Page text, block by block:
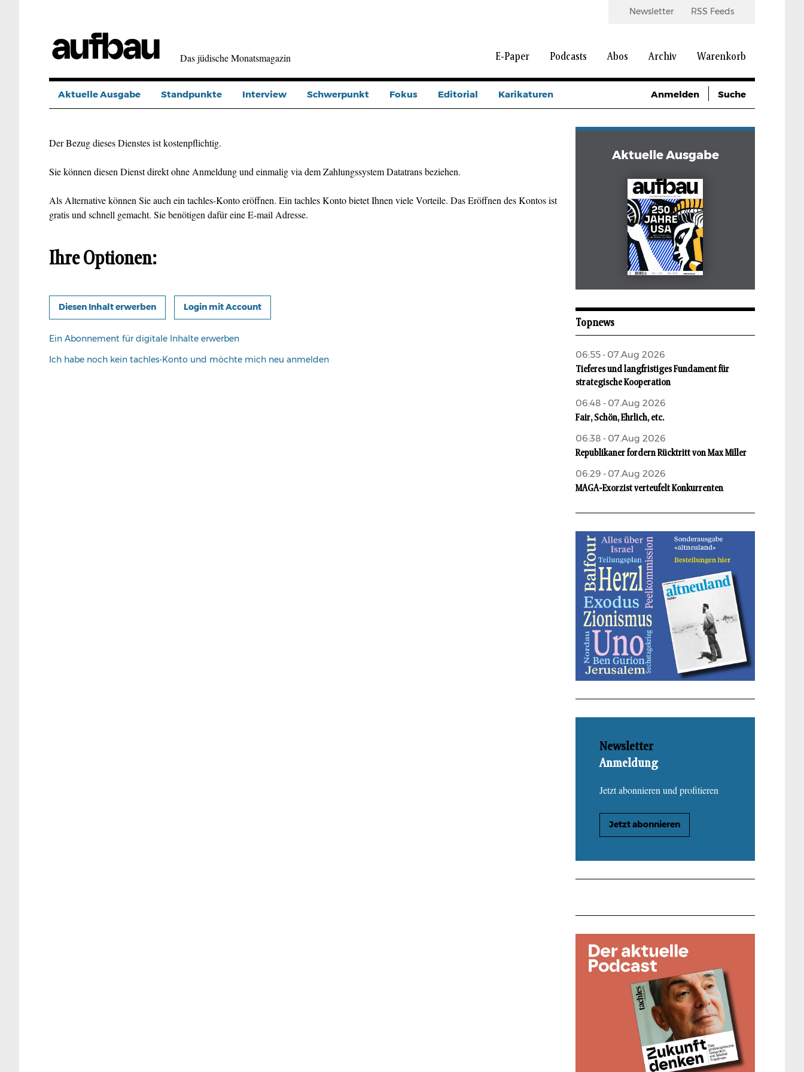
Das jüdische Monatsmagazin
Newsletter RSS Feeds
E-Paper Podcasts Abos Archiv Warenkorb
Aktuelle Ausgabe Standpunkte Interview Schwerpunkt Fokus Editorial Karikaturen Anmelden Suche
Der Bezug dieses Dienstes ist kostenpflichtig.
Sie können diesen Dienst direkt ohne Anmeldung und einmalig via dem Zahlungssystem Datatrans beziehen.
Als Alternative können Sie auch ein tachles-Konto eröffnen. Ein tachles Konto bietet Ihnen viele Vorteile. Das Eröffnen des Kontos ist
gratis und schnell gemacht. Sie benötigen dafür eine E-mail Adresse.
Ihre Optionen:
Login mit Account
Ein Abonnement für digitale Inhalte erwerben
Ich habe noch kein tachles-Konto und möchte mich neu anmelden
Aktuelle Ausgabe
Mai 2026
Topnews
06:55 - 07.Aug 2026
Tieferes und langfristiges Fundament für
strategische Kooperation
06:48 - 07.Aug 2026
Fair, Schön, Ehrlich, etc.
06:38 - 07.Aug 2026
Republikaner fordern Rücktritt von Max Miller
06:29 - 07.Aug 2026
MAGA-Exorzist verteufelt Konkurrenten
Newsletter
Anmeldung
Jetzt abonnieren und profitieren
Jetzt abonnieren